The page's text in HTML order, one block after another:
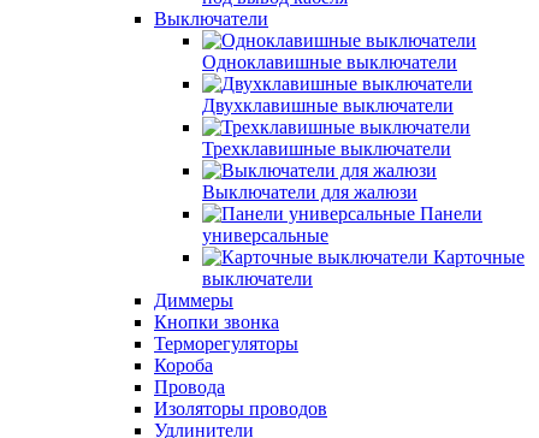
Выключатели
Одноклавишные выключатели
Двухклавишные выключатели
Трехклавишные выключатели
Выключатели для жалюзи
Панели
универсальные
Карточные
выключатели
Диммеры
Кнопки звонка
Терморегуляторы
Короба
Провода
Изоляторы проводов
Удлинители